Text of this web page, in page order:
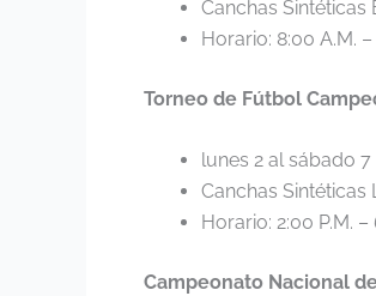
Canchas Sintéticas
Horario: 8:00 A.M. –
Torneo de Fútbol
lunes 2 al sábado 7
Canchas Sintéticas
Horario: 2:00 P.M. –
Campeonato Nacional